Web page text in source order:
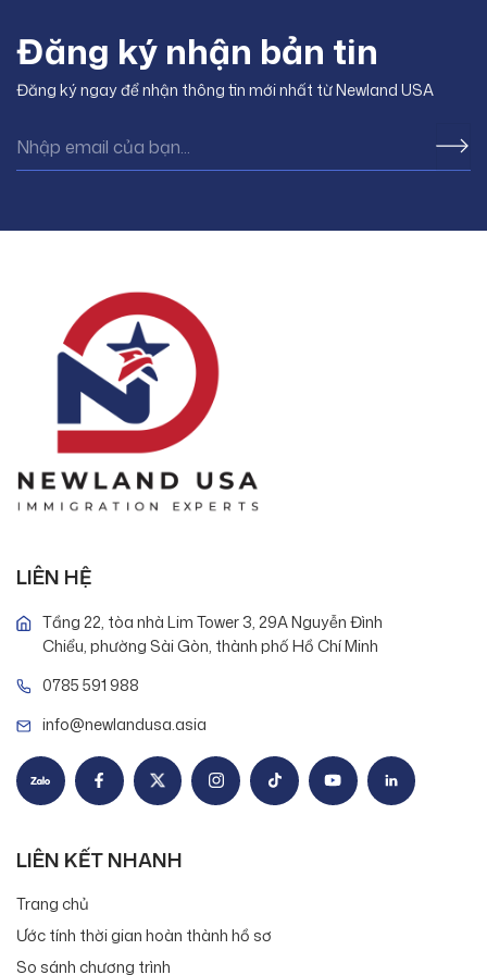
Đăng ký nhận bản tin
Đăng ký ngay để nhận thông tin mới nhất từ Newland USA
LIÊN HỆ
Tầng 22, tòa nhà Lim Tower 3, 29A Nguyễn Đình
Chiểu, phường Sài Gòn, thành phố Hồ Chí Minh
0785 591 988
info@newlandusa.asia
LIÊN KẾT NHANH
Trang chủ
Ước tính thời gian hoàn thành hồ sơ
So sánh chương trình